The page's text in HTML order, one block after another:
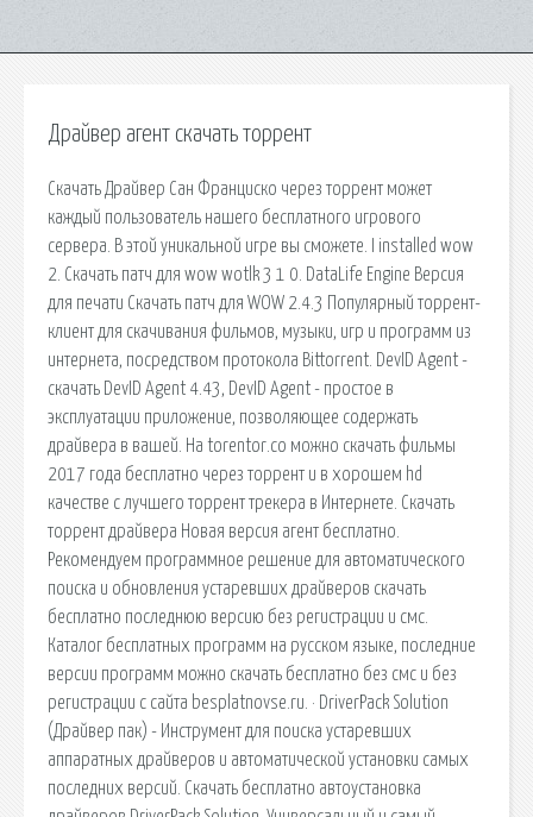
Драйвер агент скачать торрент
Скачать Драйвер Сан Франциско через торрент может
каждый пользователь нашего бесплатного игрового
сервера. В этой уникальной игре вы сможете. I installed wow
2. Скачать патч для wow wotlk 3 1 0. DataLife Engine Версия
для печати Скачать патч для WOW 2.4.3 Популярный торрент-
клиент для скачивания фильмов, музыки, игр и программ из
интернета, посредством протокола Bittorrent. DevID Agent -
скачать DevID Agent 4.43, DevID Agent - простое в
эксплуатации приложение, позволяющее содержать
драйвера в вашей. На torentor.co можно скачать фильмы
2017 года бесплатно через торрент и в хорошем hd
качестве с лучшего торрент трекера в Интернете. Скачать
торрент драйвера Новая версия агент бесплатно.
Рекомендуем программное решение для автоматического
поиска и обновления устаревших драйверов скачать
бесплатно последнюю версию без регистрации и смс.
Каталог бесплатных программ на русском языке, последние
версии программ можно скачать бесплатно без смс и без
регистрации с сайта besplatnovse.ru. · DriverPack Solution
(Драйвер пак) - Инструмент для поиска устаревших
аппаратных драйверов и автоматической установки самых
последних версий. Скачать бесплатно автоустановка